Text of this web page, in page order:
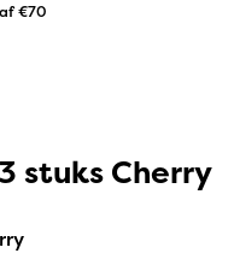
€70
stuks Cherry